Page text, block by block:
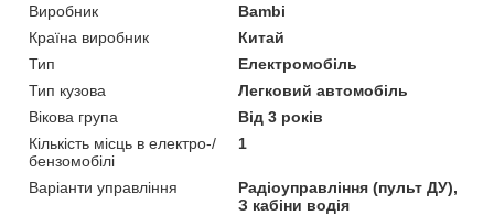
Виробник
Bambi
Країна виробник
Китай
Тип
Електромобіль
Тип кузова
Легковий автомобіль
Вікова група
Від 3 років
Кількість місць в електро-/
бензомобілі
1
Варіанти управління
Радіоуправління (пульт ДУ),
З кабіни водія